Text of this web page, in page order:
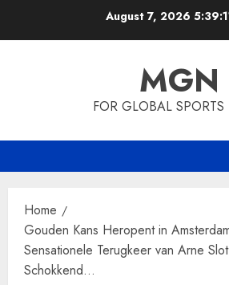
August 7, 2026
MGN
FOR GLOBAL SPORTS
Home
Gouden Kans Heropent in
Sensationele Terugkeer van Arne
Schokkend…